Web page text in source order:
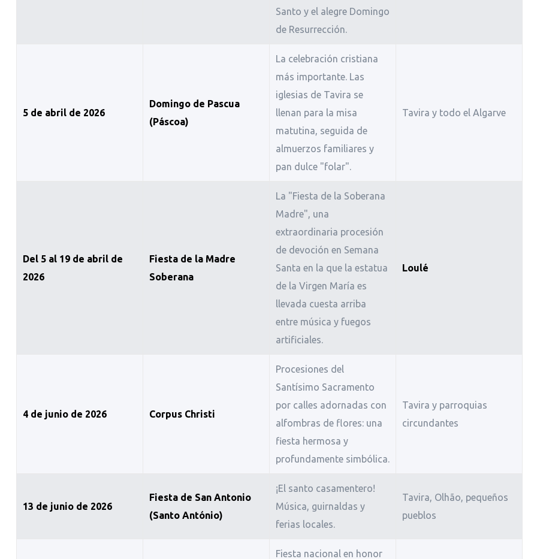
Santo y el alegre Domingo
de Resurrección.
5 de abril de 2026
Domingo de Pascua
(Páscoa)
La celebración cristiana
más importante. Las
iglesias de Tavira se
llenan para la misa
matutina, seguida de
almuerzos familiares y
pan dulce "folar".
Tavira y todo el Algarve
Del 5 al 19 de abril de
2026
Fiesta de la Madre
Soberana
La "Fiesta de la Soberana
Madre", una
extraordinaria procesión
de devoción en Semana
Santa en la que la estatua
de la Virgen María es
llevada cuesta arriba
entre música y fuegos
artificiales.
Loulé
4 de junio de 2026 Corpus Christi
Procesiones del
Santísimo Sacramento
por calles adornadas con
alfombras de flores: una
fiesta hermosa y
profundamente simbólica.
Tavira y parroquias
circundantes
13 de junio de 2026
Fiesta de San Antonio
(Santo António)
¡El santo casamentero!
Música, guirnaldas y
ferias locales.
Tavira, Olhão, pequeños
pueblos
Fiesta nacional en honor